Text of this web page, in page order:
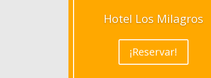
Hotel Los Milagros
¡Reservar!